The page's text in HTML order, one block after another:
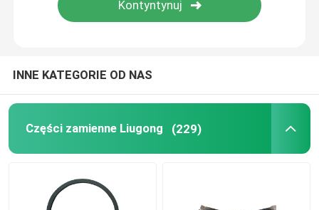
Sany Części zamienne
Części Lovol
Części zamienne Shangchai
INNE KATEGORIE OD NAS
Części zamienne Liugong (229)